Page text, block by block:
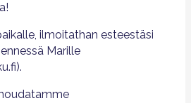
ilmoitathan esteestäsi
Marille